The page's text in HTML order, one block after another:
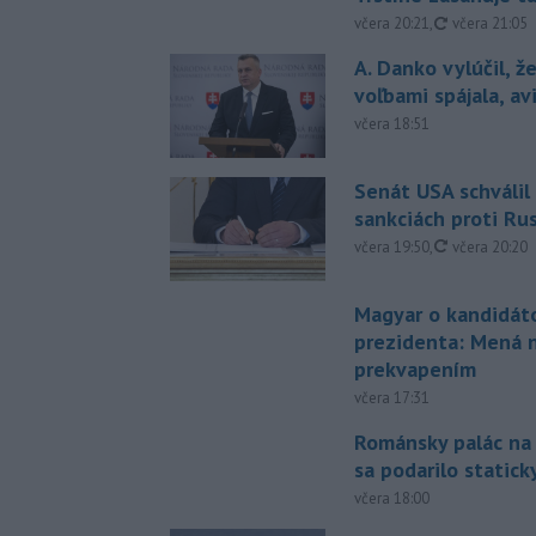
včera 20:21, aktualizované
včera 21:05
A. Danko vylúčil,
voľbami spájala,
včera 18:51
Senát USA
sankciách proti
včera 19:50, aktualizované
včera 20:20
Magyar o
prezidenta: Mená
prekvapením
včera 17:31
Románsky palác
sa podarilo
včera 18:00